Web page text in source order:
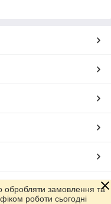
замовлення та
роботи сьогодні